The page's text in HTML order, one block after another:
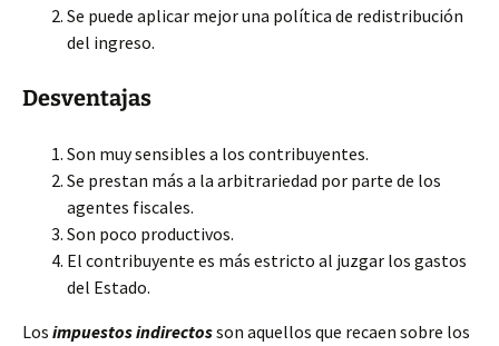
Se puede aplicar mejor una política de redistribución
del ingreso.
Desventajas
Son muy sensibles a los contribuyentes.
Se prestan más a la arbitrariedad por parte de los
agentes fiscales.
Son poco productivos.
El contribuyente es más estricto al juzgar los gastos
del Estado.
Los impuestos indirectosson aquellos que recaen sobre los